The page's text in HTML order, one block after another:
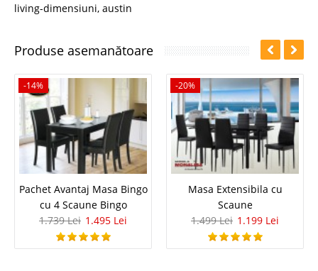
living-dimensiuni, austin
Produse asemanătoare
-14%
Pachet Avantaj Masa Bingo
cu 4 Scaune Bingo
1.739 Lei 1.495 Lei
-20%
Masa Extensibila cu
Scaune
1.499 Lei 1.199 Lei